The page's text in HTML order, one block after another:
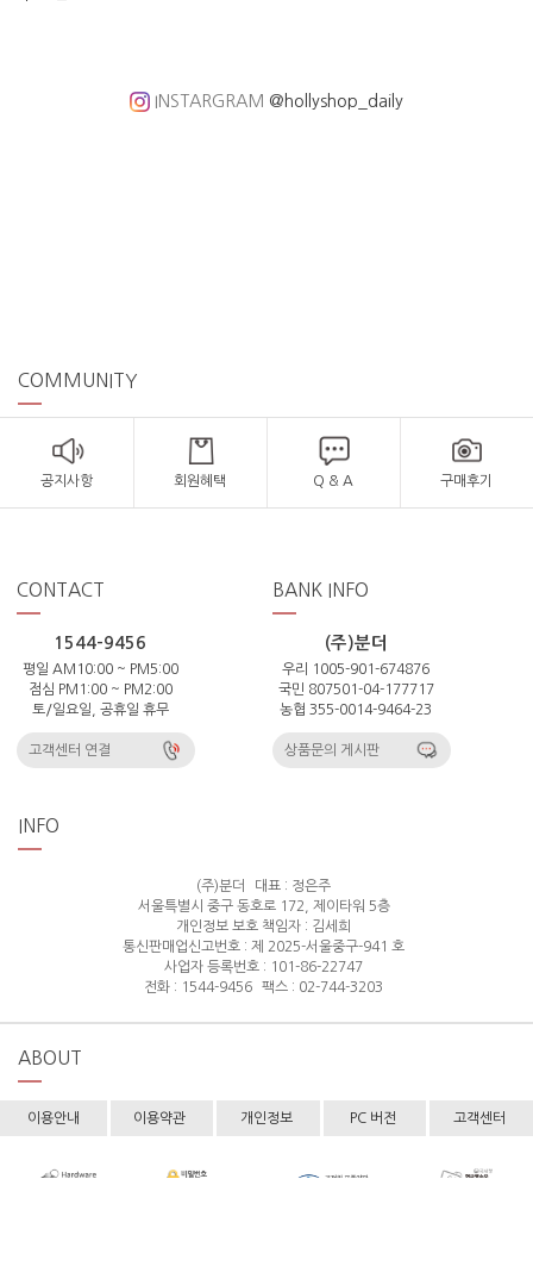
INSTARGRAM @hollyshop_daily
COMMUNITY
공지사항 회원혜택 Q & A 구매후기
CONTACT
1544-9456
평일 AM10:00 ~ PM5:00
점심 PM1:00 ~ PM2:00
토/일요일, 공휴일 휴무
고객센터 연결
BANK INFO
(주)분더
우리 1005-901-674876
국민 807501-04-177717
농협 355-0014-9464-23
상품문의 게시판
INFO
(주)분더
대표 : 정은주
서울특별시 중구 동호로 172, 제이타워 5층
개인정보 보호 책임자 : 김세희
통신판매업신고번호 : 제 2025-서울중구-941 호
사업자 등록번호 : 101-86-22747
전화 : 1544-9456
팩스 : 02-744-3203
ABOUT
이용안내 이용약관 개인정보 PC 버전 고객센터